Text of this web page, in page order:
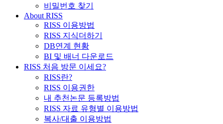
비밀번호 찾기
About RISS
RISS 이용방법
RISS 지식더하기
DB연계 현황
BI 및 배너 다운로드
RISS 처음 방문 이세요?
RISS란?
RISS 이용권한
내 추천논문 등록방법
RISS 자료 유형별 이용방법
복사/대출 이용방법